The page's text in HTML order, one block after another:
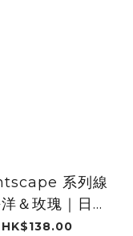
系列線
＆玫瑰｜日本
香堂
HK$138.00